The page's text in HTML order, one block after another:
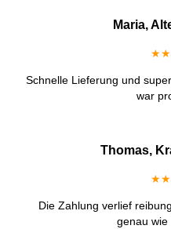
Maria,
Schnelle Lieferung und
war
Thomas,
Die Zahlung verlief
genau wie